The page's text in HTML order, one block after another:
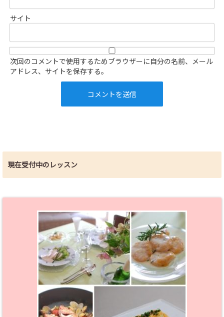
サイト
次回のコメントで使用するためブラウザーに自分の名前、メール
アドレス、サイトを保存する。
現在受付中のレッスン